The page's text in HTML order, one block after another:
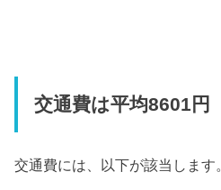
交通費は平均8601円
交通費には、以下が該当します